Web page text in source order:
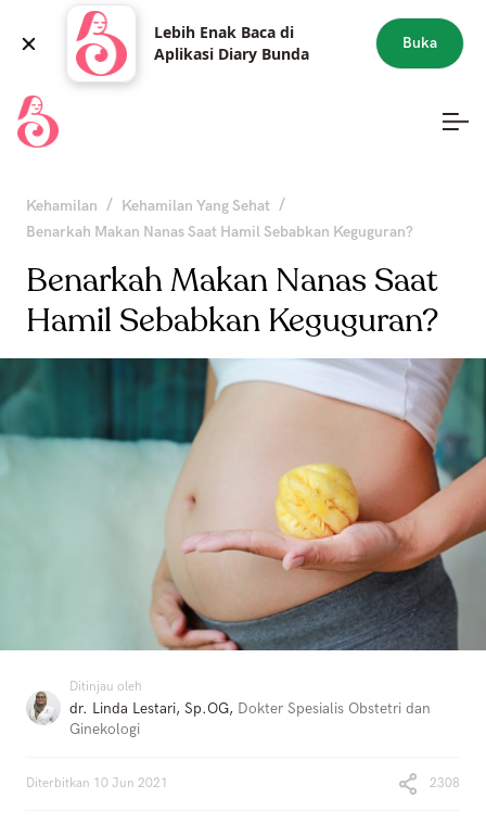
Lebih Enak Baca di
Aplikasi Diary Bunda
Buka
Kehamilan / Kehamilan Yang Sehat /
Benarkah Makan Nanas Saat Hamil Sebabkan Keguguran?
Benarkah Makan Nanas Saat
Hamil Sebabkan Keguguran?
Ditinjau oleh
dr. Linda Lestari, Sp.OG, Dokter Spesialis Obstetri dan
Ginekologi
Diterbitkan 10 Jun 2021 2308